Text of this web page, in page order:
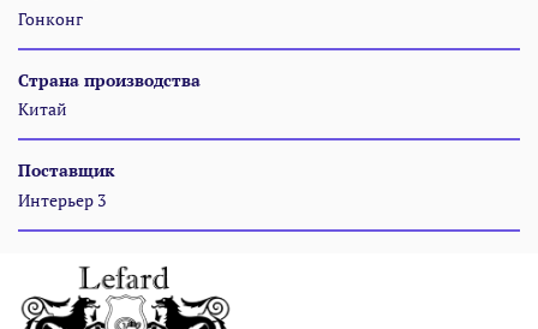
Гонконг
Страна производства
Китай
Поставщик
Интерьер 3